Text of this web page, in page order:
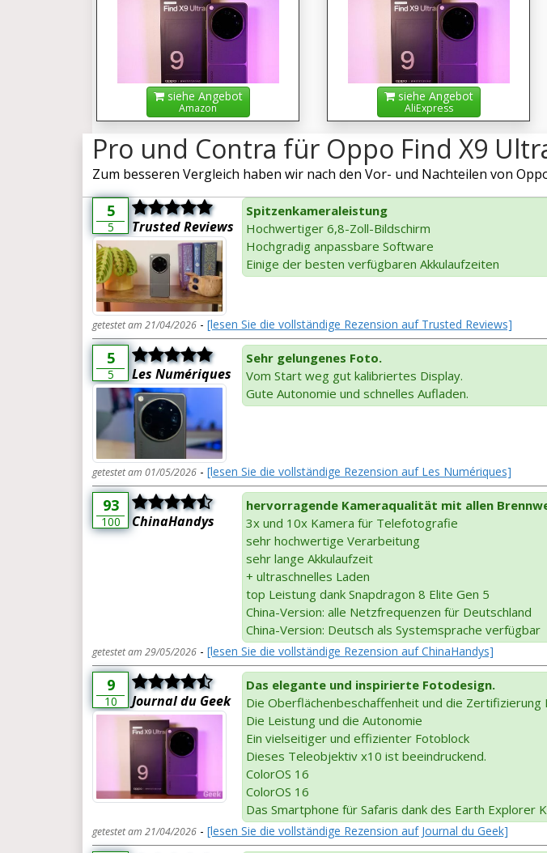
siehe Angebot
Amazon
siehe Angebot
AliExpress
Pro und Contra für Oppo Find X9
Zum besseren Vergleich haben wir nach den Vor- und Nachteilen von
5
5 Trusted Reviews
Spitzenkameraleistung
Hochwertiger 6,8-Zoll-Bildschirm
Hochgradig anpassbare Software
Einige der besten verfügbaren Akkulaufzeiten
getestet am 21/04/2026 - [lesen Sie die vollständige Rezension auf Trusted Reviews]
5
5 Les Numériques
Sehr gelungenes Foto.
Vom Start weg gut kalibriertes Display.
Gute Autonomie und schnelles Aufladen.
getestet am 01/05/2026 - [lesen Sie die vollständige Rezension auf Les Numériques]
93
100 ChinaHandys
hervorragende Kameraqualität mit allen
3x und 10x Kamera für Telefotografie
sehr hochwertige Verarbeitung
sehr lange Akkulaufzeit
+ ultraschnelles Laden
top Leistung dank Snapdragon 8 Elite Gen 5
China-Version: alle Netzfrequenzen für Deutschland
China-Version: Deutsch als Systemsprache verfügbar
getestet am 29/05/2026 - [lesen Sie die vollständige Rezension auf ChinaHandys]
9
10 Journal du Geek
Das elegante und inspirierte Fotodesign.
Die Oberflächenbeschaffenheit und die Zertifizierung
Die Leistung und die Autonomie
Ein vielseitiger und effizienter Fotoblock
Dieses Teleobjektiv x10 ist beeindruckend.
ColorOS 16
ColorOS 16
Das Smartphone für Safaris dank des Earth Explorer
getestet am 21/04/2026 - [lesen Sie die vollständige Rezension auf Journal du Geek]